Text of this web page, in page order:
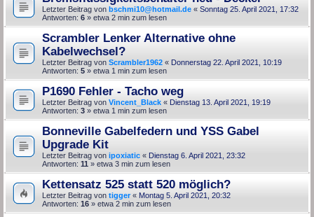
Letzter Beitrag von bschmi10@hotmail.de « Sonntag 25. April 2021, 17:32
Antworten: 6 » etwa 2 min zum lesen
Scrambler Lenker Alternative ohne
Kabelwechsel?
Letzter Beitrag von Scrambler1962 « Donnerstag 22. April 2021, 10:19
Antworten: 5 » etwa 1 min zum lesen
P1690 Fehler - Tacho weg
Letzter Beitrag von Vincent_Black « Dienstag 13. April 2021, 19:19
Antworten: 3 » etwa 1 min zum lesen
Bonneville Gabelfedern und YSS Gabel
Upgrade Kit
Letzter Beitrag von ipoxiatic « Dienstag 6. April 2021, 23:32
Antworten: 11 » etwa 3 min zum lesen
Kettensatz 525 statt 520 möglich?
Letzter Beitrag von tigger« Montag 5. April 2021, 20:32
Antworten: 16 » etwa 2 min zum lesen